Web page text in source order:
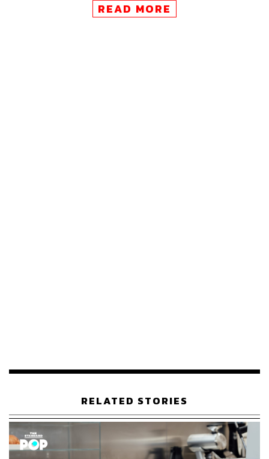
บรรยากาศอบอุ่น สบายใจ และเป็นกันเอง เหมาะสำหรับการ
READ MORE
RELATED STORIES